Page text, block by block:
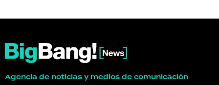
Agencia de noticias y medios de comunicación